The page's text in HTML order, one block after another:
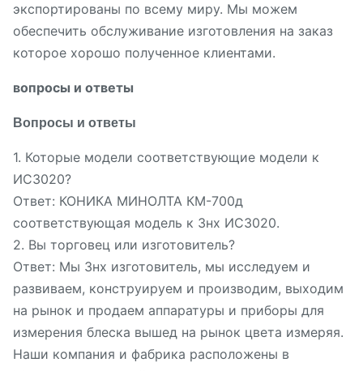
экспортированы по всему миру. Мы можем
обеспечить обслуживание изготовления на заказ
которое хорошо полученное клиентами.
вопросы и ответы
Вопросы и ответы
1. Которые модели соответствующие модели к
ИС3020?
Ответ: КОНИКА МИНОЛТА КМ-700д
соответствующая модель к 3нх ИС3020.
2. Вы торговец или изготовитель?
Ответ: Мы 3нх изготовитель, мы исследуем и
развиваем, конструируем и производим, выходим
на рынок и продаем аппаратуры и приборы для
измерения блеска вышед на рынок цвета измеряя.
Наши компания и фабрика расположены в